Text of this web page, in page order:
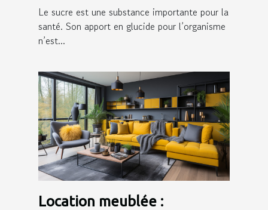
consommation du sucre sur
la peau ?
Le sucre est une substance importante pour la
santé. Son apport en glucide pour l’organisme
n’est...
Location meublée :